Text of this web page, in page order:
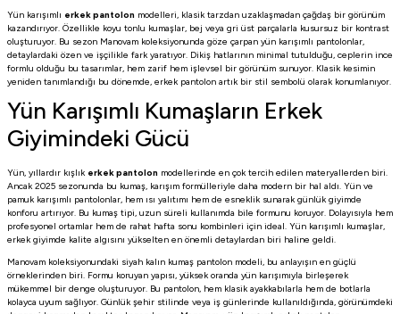
Yün karışımlı erkek pantolon modelleri, klasik tarzdan uzaklaşmadan çağdaş bir görünüm
kazandırıyor. Özellikle koyu tonlu kumaşlar, bej veya gri üst parçalarla kusursuz bir kontrast
oluşturuyor. Bu sezon Manovam koleksiyonunda göze çarpan yün karışımlı pantolonlar,
detaylardaki özen ve işçilikle fark yaratıyor. Dikiş hatlarının minimal tutulduğu, ceplerin ince
formlu olduğu bu tasarımlar, hem zarif hem işlevsel bir görünüm sunuyor. Klasik kesimin
yeniden tanımlandığı bu dönemde, erkek pantolon artık bir stil sembolü olarak konumlanıyor.
Yün Karışımlı Kumaşların Erkek
Giyimindeki Gücü
Yün, yıllardır kışlık erkek pantolon modellerinde en çok tercih edilen materyallerden biri.
Ancak 2025 sezonunda bu kumaş, karışım formülleriyle daha modern bir hal aldı. Yün ve
pamuk karışımlı pantolonlar, hem ısı yalıtımı hem de esneklik sunarak günlük giyimde
konforu artırıyor. Bu kumaş tipi, uzun süreli kullanımda bile formunu koruyor. Dolayısıyla hem
profesyonel ortamlar hem de rahat hafta sonu kombinleri için ideal. Yün karışımlı kumaşlar,
erkek giyimde kalite algısını yükselten en önemli detaylardan biri haline geldi.
Manovam koleksiyonundaki siyah kalın kumaş pantolon modeli, bu anlayışın en güçlü
örneklerinden biri. Formu koruyan yapısı, yüksek oranda yün karışımıyla birleşerek
mükemmel bir denge oluşturuyor. Bu pantolon, hem klasik ayakkabılarla hem de botlarla
kolayca uyum sağlıyor. Günlük şehir stilinde veya iş günlerinde kullanıldığında, görünümdeki